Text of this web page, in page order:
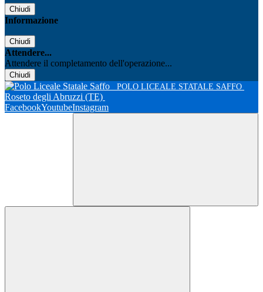
Chiudi
Informazione
Chiudi
Attendere...
Attendere il completamento dell'operazione...
Chiudi
POLO LICEALE STATALE SAFFO
Roseto degli Abruzzi (TE)
FacebookYoutubeInstagram